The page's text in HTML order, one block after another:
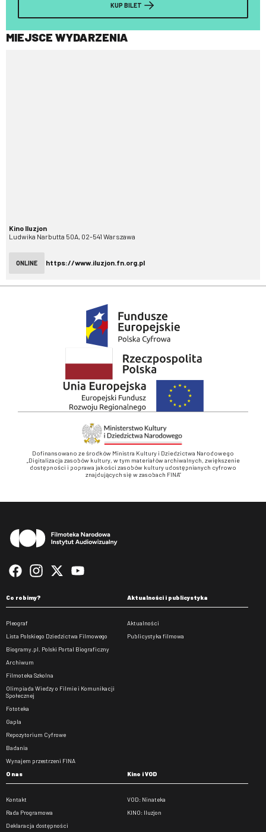
KUP BILET
MIEJSCE WYDARZENIA
Kino Iluzjon
Ludwika Narbutta 50A, 02-541 Warszawa
ONLINE https://www.iluzjon.fn.org.pl
Dofinansowano ze środków Ministra Kultury i Dziedzictwa Narodowego
„Digitalizacja zasobów kultury, w tym materiałów archiwalnych, zwiększenie
dostępności i poprawa jakości zasobów kultury udostępnianych cyfrowo
znajdujących się w zasobach FINA”
Co robimy?
Pleograf
Lista Polskiego Dziedzictwa Filmowego
Biogramy.pl. Polski Portal Biograficzny
Archiwum
Filmoteka Szkolna
Olimpiada Wiedzy o Filmie i Komunikacji
Społecznej
Fototeka
Gapla
Repozytorium Cyfrowe
Badania
Wynajem przestrzeni FINA
Aktualności i publicystyka
Aktualności
Publicystyka filmowa
O nas
Kontakt
Rada Programowa
Deklaracja dostępności
Kino i VOD
VOD: Ninateka
KINO: Iluzjon